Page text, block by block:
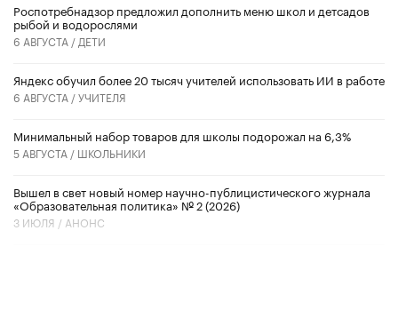
Роспотребнадзор предложил дополнить меню школ и детсадов
рыбой и водорослями
6 АВГУСТА / ДЕТИ
​Яндекс обучил более 20 тысяч учителей использовать ИИ в работе
6 АВГУСТА /УЧИТЕЛЯ
Минимальный набор товаров для школы подорожал на 6,3%
5 АВГУСТА / ШКОЛЬНИКИ
Вышел в свет новый номер научно-публицистического журнала
«Образовательная политика» № 2 (2026)
3 ИЮЛЯ / АНОНС